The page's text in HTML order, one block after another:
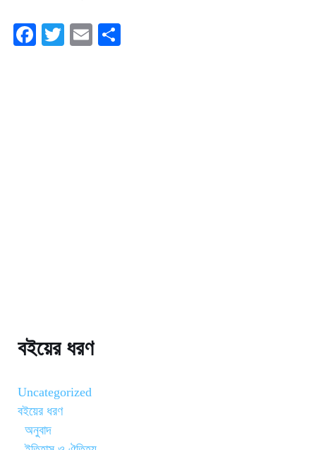
Fa T
E
বইয়ের ধরণ
Uncategorized
বইয়ের ধরণ
অনুবাদ